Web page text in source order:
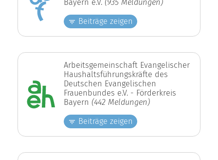
Bayern e.V. (935 Meldungen)
Beiträge zeigen
Arbeitsgemeinschaft Evangelischer
Haushaltsführungskräfte des
Deutschen Evangelischen
Frauenbundes e.V. - Förderkreis
Bayern (442 Meldungen)
Beiträge zeigen